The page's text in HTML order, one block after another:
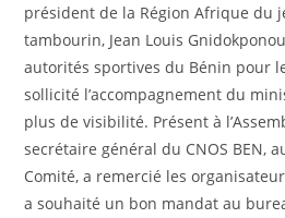
président de la Région Afrique du
tambourin, Jean Louis
autorités sportives du Bénin pour
sollicité l’accompagnement du
plus de visibilité. Présent à
secrétaire général du CNOS BEN,
Comité, a remercié les
a souhaité un bon mandat au